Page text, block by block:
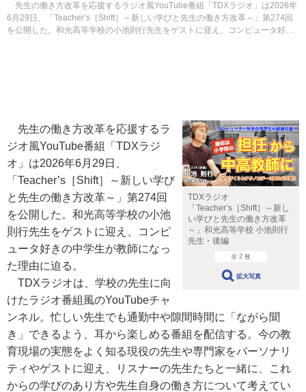
先生の働き方改革を応援するラジオ風YouTube番組「TDXラジオ」は2026年
6月29日、「Teacher’s［Shift］～新しい学びと先生の働き方改革～」第274回
を公開した。和光高等学校の小池則行先生をゲストに迎え、コンピュータ好き
TDXラジオ
「Teacher’s［Shift］～新し
い学びと先生の働き方改革
～」和光高等学校 小池則行
先生・後編
全 2 枚
拡大写真
先生の働き方改革を応援するラ
ジオ風YouTube番組「TDXラジ
オ」は2026年6月29日、
「Teacher’s［Shift］～新しい学び
と先生の働き方改革～」第274回
を公開した。和光高等学校の小池
則行先生をゲストに迎え、コンピ
ュータ好きの中学生が教師になっ
た理由に迫る。
TDXラジオは、学校の先生に向
けたラジオ番組風のYouTubeチャ
ンネル。忙しい先生でも通勤中や隙間時間に「ながら聞
き」できるよう、耳から楽しめる番組を配信する。今の教
育現場の実態をよく知る現役の先生や専門家をパーソナリ
ティやゲストに迎え、リスナーの先生たちと一緒に、これ
からの学びのあり方や先生自身の働き方について考えてい